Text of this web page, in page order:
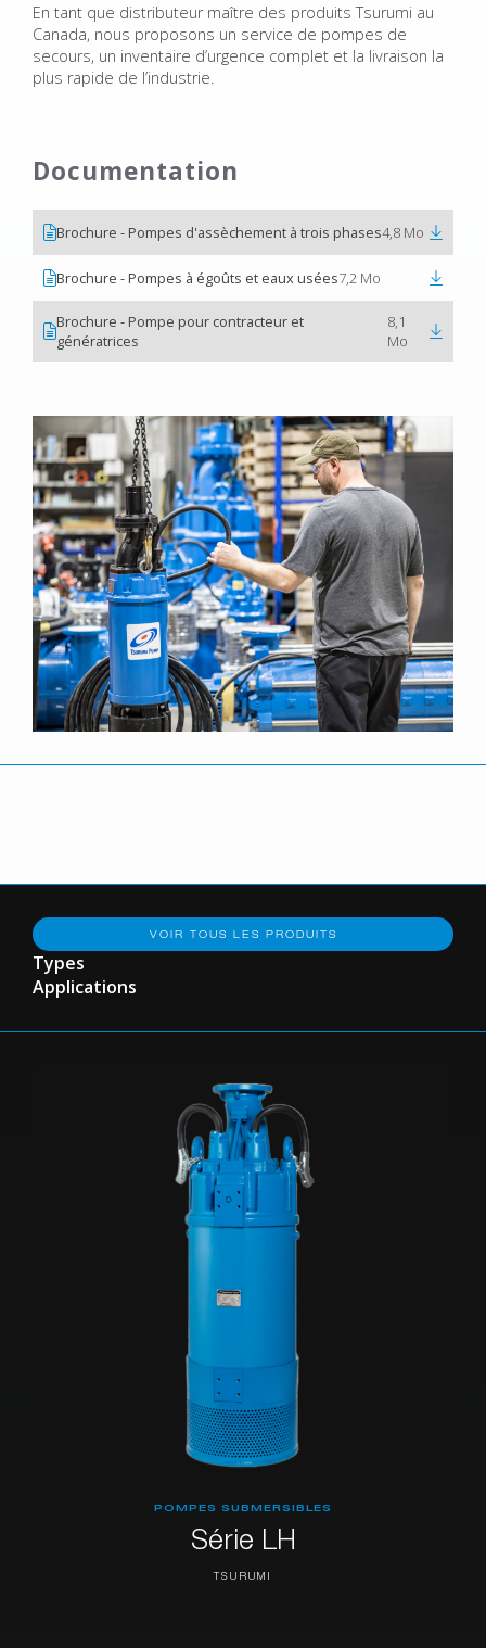
En tant que distributeur maître des produits Tsurumi au
Canada, nous proposons un service de pompes de
secours, un inventaire d’urgence complet et la livraison la
plus rapide de l’industrie.
Documentation
Brochure - Pompes d'assèchement à trois phases4,8 Mo
Brochure - Pompes à égoûts et eaux usées7,2 Mo
Brochure - Pompe pour contracteur et
génératrices
8,1
Mo
VOIR TOUS LES PRODUITS
Types
Applications
POMPES SUBMERSIBLES
Série LH
TSURUMI